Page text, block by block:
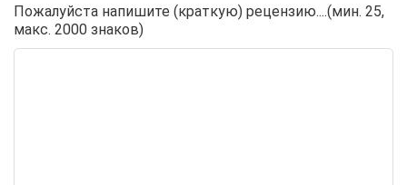
Пожалуйста напишите (краткую) рецензию....(мин. 25,
макс. 2000 знаков)